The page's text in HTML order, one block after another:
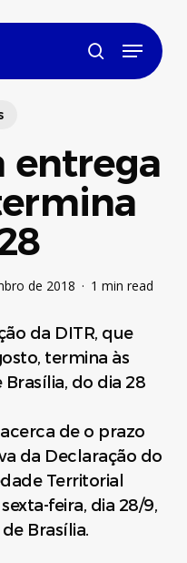
search
Menu
entrega
de 2018 1 min read
da DITR, que
termina às
do dia 28
de o prazo
da Declaração do
Territorial
feira, dia 28/9,
Brasília.